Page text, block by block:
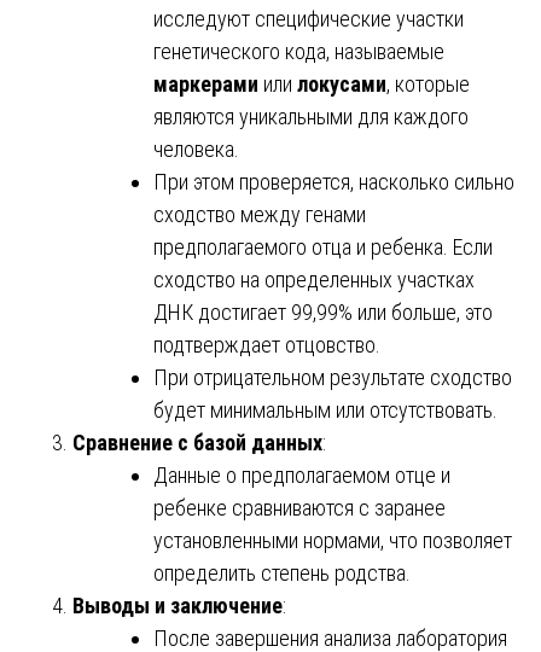
исследуют специфические участки
генетического кода, называемые
маркерами или локусами, которые
являются уникальными для каждого
человека.
При этом проверяется, насколько сильно
сходство между генами
предполагаемого отца и ребенка. Если
сходство на определенных участках
ДНК достигает 99,99% или больше, это
подтверждает отцовство.
При отрицательном результате сходство
будет минимальным или отсутствовать.
Сравнение с базой данных:
Данные о предполагаемом отце и
ребенке сравниваются с заранее
установленными нормами, что позволяет
определить степень родства.
Выводы и заключение:
После завершения анализа лаборатория